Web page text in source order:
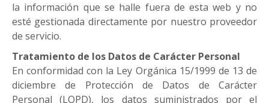
la información que se halle fuera de esta web y no
esté gestionada directamente por nuestro proveedor
de servicio.
Tratamiento de los Datos de Carácter Personal
En conformidad con la Ley Orgánica 15/1999 de 13 de
diciembre de Protección de Datos de Carácter
Personal (LOPD), los datos suministrados por el